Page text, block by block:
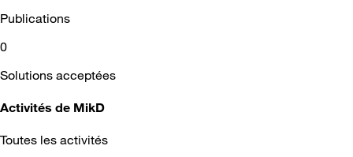
Publications
0
Solutions acceptées
Activités de MikD
Toutes les activités